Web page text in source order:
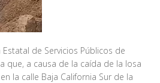
Estatal de Servicios Públicos de
que, a causa de la caída de la losa
la calle Baja California Sur de la